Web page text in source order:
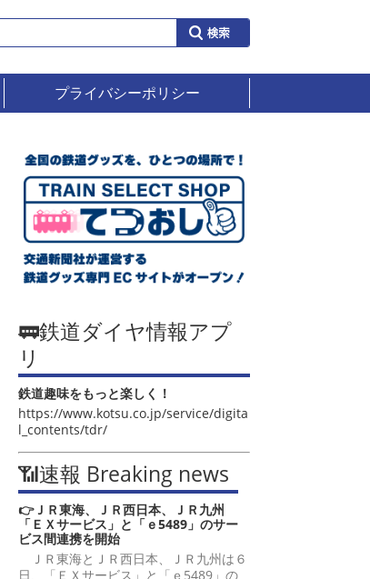
プライバシーポリシー
🚃鉄道ダイヤ情報アプ
リ
鉄道趣味をもっと楽しく！
https://www.kotsu.co.jp/service/digita
l_contents/tdr/
📶速報 Breaking news
👉ＪＲ東海、ＪＲ西日本、ＪＲ九州
「ＥＸサービス」と「ｅ5489」のサー
ビス間連携を開始
ＪＲ東海とＪＲ西日本、ＪＲ九州は６
日、「ＥＸサービス」と「ｅ5489」の